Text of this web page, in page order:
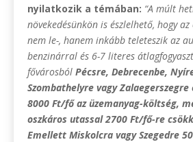
nyilatkozik a témában: “A múlt
növekedésünkön is észlelhető, hogy
nem le-, hanem inkább teleteszik az
benzinárral és 6-7 literes
fővárosból Pécsre, Debrecenbe,
Szombathelyre vagy Zalaegerszegre
8000 Ft/fő az üzemanyag-költség,
oszkáros utassal 2700 Ft/fő-re
Emellett Miskolcra vagy Szegedre